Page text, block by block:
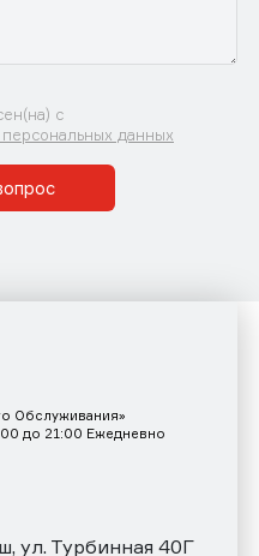
с
данных
Обслуживания»
до 21:00 Ежедневно
ул. Турбинная 40Г